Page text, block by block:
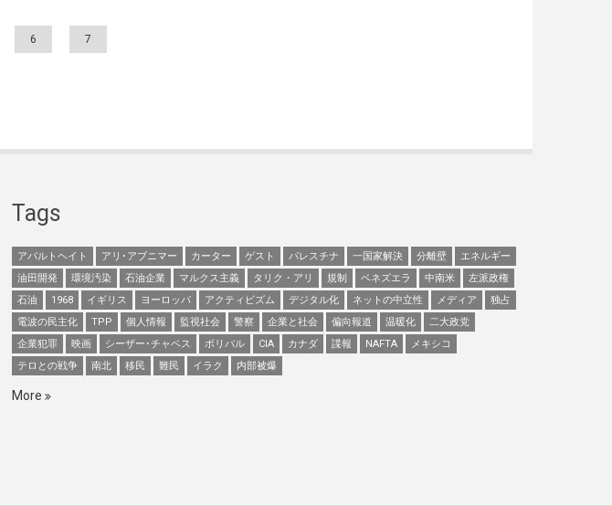
6 7
Tags
アパルトヘイト アリ･アブニマー カーター ゲスト パレスチナ 一国家解決 分離壁
エネルギー
油田開発
環境汚染 石油企業 マルクス主義 タリク・アリ 規制 ベネズエラ 中南米
左派政権
石油
1968 イギリス ヨーロッパ アクティビズム デジタル化 ネットの中立性 メディア
独占
電波の民主化
TPP 個人情報 監視社会 警察 企業と社会 偏向報道 温暖化
二大政党
企業犯罪
映画 シーザー･チャベス ボリバル CIA カナダ 諜報 NAFTA
メキシコ
テロとの戦争
南北 移民 難民 イラク 内部被爆
More